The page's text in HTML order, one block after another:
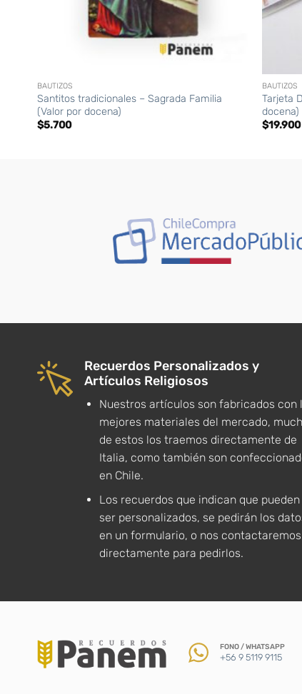
BAUTIZOS
Santitos tradicionales – Sagrada Familia
(Valor por docena)
$5.700
BAUTIZOS
Tarjeta
docena)
$19.900
Recuerdos Personalizados y
Artículos Religiosos
Nuestros artículos son fabricados con
mejores materiales del mercado,
de estos los traemos directamente de
Italia, como también son
en Chile.
Los recuerdos que indican que pueden
ser personalizados, se pedirán los
en un formulario, o nos contactaremos
directamente para pedirlos.
FONO / WHATSAPP
+56 9 5119 9115